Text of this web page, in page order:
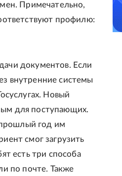
Примечательно,
профилю:
документов. Если
внутренние системы
Новый
для поступающих.
прошлый год им
смог загрузить
есть три способа
по почте. Также